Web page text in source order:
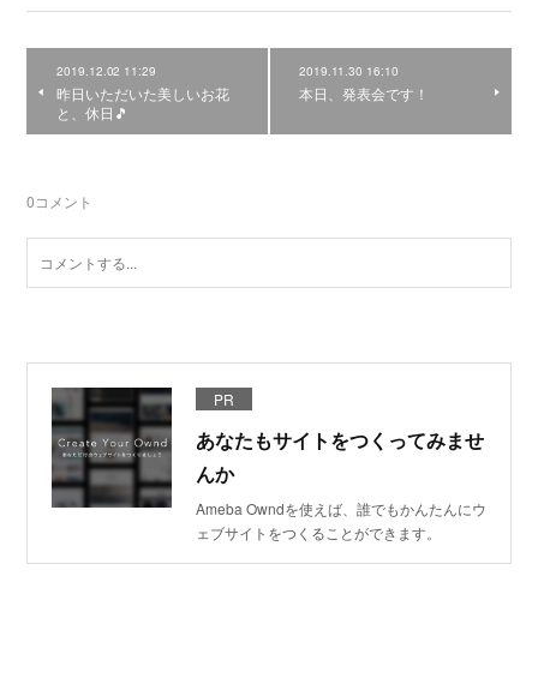
2019.12.02 11:29
昨日いただいた美しいお花
と、休日🎵
2019.11.30 16:10
本日、発表会です！
0コメント
PR
あなたもサイトをつくってみませ
んか
Ameba Owndを使えば、誰でもかんたんにウ
ェブサイトをつくることができます。